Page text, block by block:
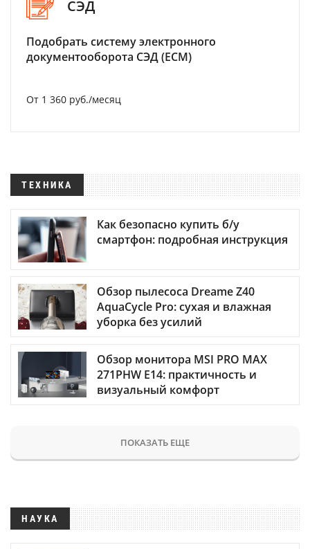
СЭД
Подобрать систему электронного
документооборота СЭД (ECM)
От 1 360 руб./месяц
ТЕХНИКА
Как безопасно купить б/у
смартфон: подробная инструкция
Обзор пылесоса Dreame Z40
AquaCycle Pro: сухая и влажная
уборка без усилий
Обзор монитора MSI PRO MAX
271PHW E14: практичность и
визуальный комфорт
ПОКАЗАТЬ ЕЩЕ
НАУКА